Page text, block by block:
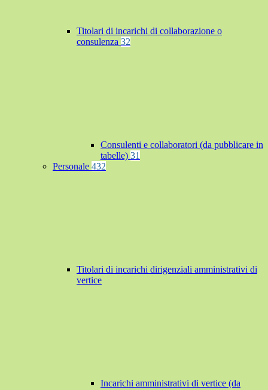
Titolari di incarichi di collaborazione o
consulenza 32
Consulenti e collaboratori (da pubblicare in
tabelle) 31
Personale 432
Titolari di incarichi dirigenziali amministrativi di
vertice
Incarichi amministrativi di vertice (da